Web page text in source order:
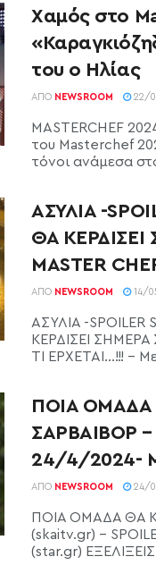
Xαμός στο
του ο Ηλίας
ΑΠΌ NEWSROOM 22/
MASTERCHEF
του Masterchef
τόνοι ανάμεσα
ΑΣΥΛΙΑ -
ΘΑ
MASTER
ΑΠΌ NEWSROOM 14/
ΑΣΥΛΙΑ -SPOILER
ΚΕΡΔΙΣΕΙ
ΤΙ ΕΡΧΕΤΑΙ…!!! -
ΠΟΙΑ ΟΜΑΔΑ
ΣΑΡΒΑΙΒΟΡ –
24/4/2024-
ΑΠΌ NEWSROOM 24/
ΠΟΙΑ ΟΜΑΔΑ ΘΑ
(skaitv.gr) -
(star.gr)